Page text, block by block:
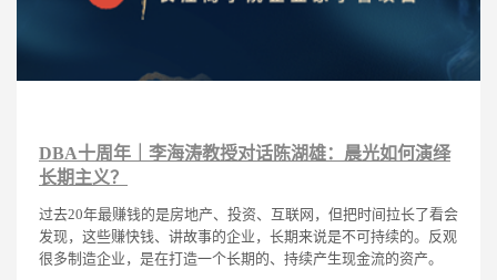
DBA十周年｜李海涛教授对话陈湖雄：晨光如何演绎
长期主义？
过去20年最赚钱的是房地产、投资、互联网，但把时间拉长了看会
发现，这些赚快钱、讲故事的企业，长期来说是不可持续的。反观
很多制造企业，是在打造一个长期的、持续产生现金流的资产。